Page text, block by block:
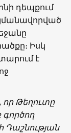
դեպքում
Իսկ
է
որ Թեղուտը
Դաշնության